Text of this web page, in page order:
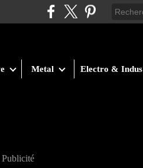
Metal Electro & Indus
Publicité